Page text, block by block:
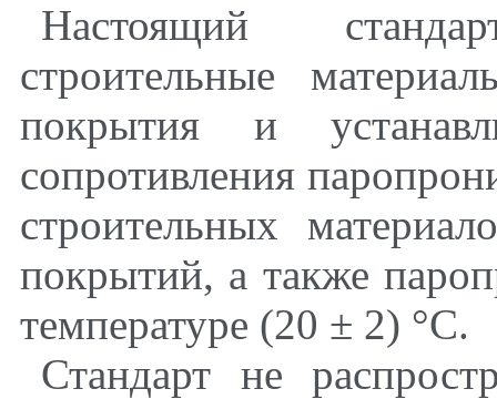
Настоящий
строительные
покрытия и
сопротивления
строительных
покрытий, а также
температуре (20 ± 2) °С.
Стандарт не